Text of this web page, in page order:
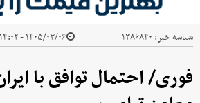
شناسه خبر: ۱۳۸۶۸۴۰ ۱۴۰۵/۰۳/۰۶ - ۱۴:۰۲
فوری/ احتمال توافق با